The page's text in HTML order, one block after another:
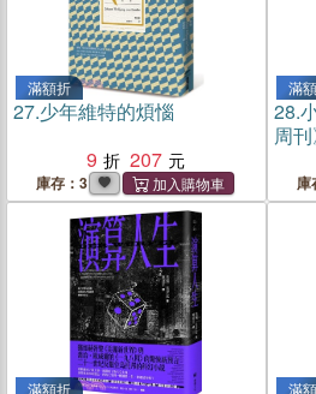
滿額折
27.少年維特的煩惱
9
207
庫存：3
滿
28.
周
含
動庫
滿額折 滿